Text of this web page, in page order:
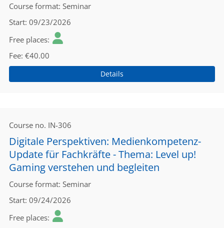
Course format Seminar
Start 09/23/2026
Free places
Fee €40.00
Details
Course no. IN-306
Digitale Perspektiven: Medienkompetenz-
Update für Fachkräfte - Thema: Level up!
Gaming verstehen und begleiten
Course format Seminar
Start 09/24/2026
Free places